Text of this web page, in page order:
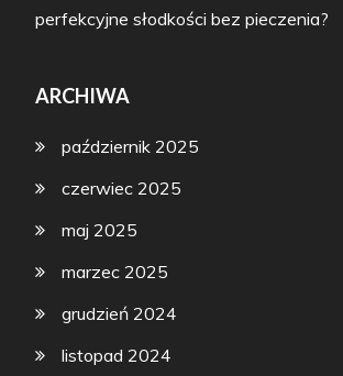
perfekcyjne słodkości bez pieczenia?
ARCHIWA
październik 2025
czerwiec 2025
maj 2025
marzec 2025
grudzień 2024
listopad 2024